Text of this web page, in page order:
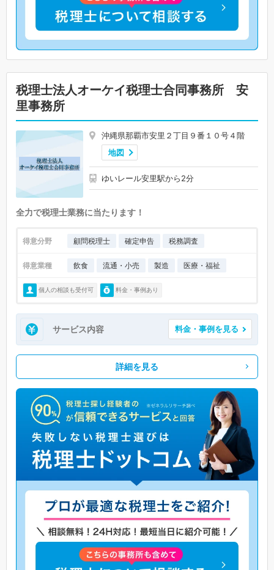
税理士法人オーケイ税理士合同事務所 安
里事務所
沖縄県那覇市安里２丁目９番１０号４階
地図
ゆいレール安里駅から2分
全力で税理士業務に当たります！
得意分野 顧問税理士 確定申告 税務調査
得意業種 飲食 流通・小売 製造 医療・福祉
個人の相談も受付可 料金・事例あり
サービス内容 料金・事例を見る
詳細を見る